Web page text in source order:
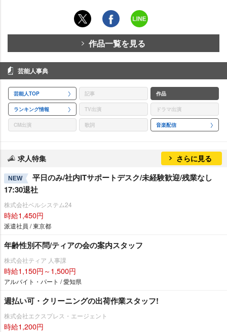
作品一覧を見る
芸能人事典
芸能人TOP 記事 作品
ランキング情報 TV出演 ドラマ出演
CM出演 歌詞 音楽配信
求人特集 さらに見る
NEW
平日のみ/社内ITサポートデスク/未経験歓迎/残業なし
17:30退社
株式会社ベルシステム24
時給1,450円
派遣社員 / 東京都
年齢性別不問/ティアの会の案内スタッフ
株式会社ティア 人事課
時給1,150円～1,500円
アルバイト・パート / 愛知県
週払い可・クリーニングの出荷作業スタッフ!
株式会社エクスプレス・エージェント
時給1,200円